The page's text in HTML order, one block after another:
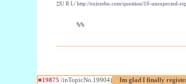
□U R L/ http://exirzehn.com/question/10-unexpected-
%%
■19875 /inTopicNo.19904) Im glad I finally